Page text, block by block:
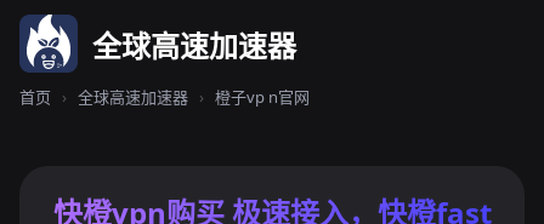
全球高速加速器
首页 › 全球高速加速器 › 橙子vp n官网
快橙vpn购买 极速接入，快橙fast